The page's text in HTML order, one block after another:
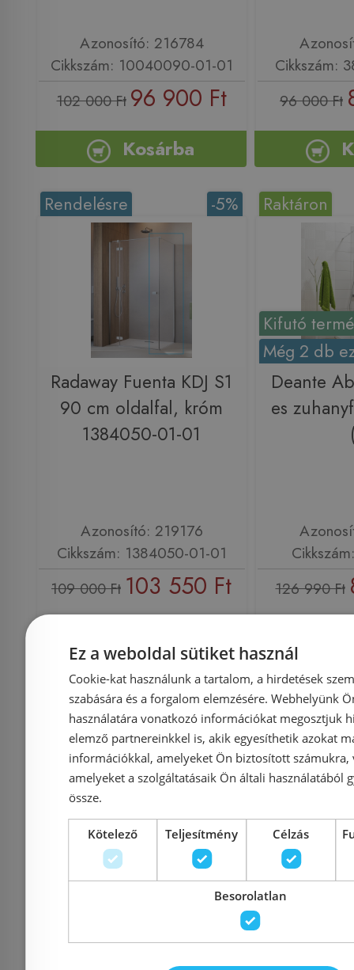
Azonosító: 216784
Cikkszám: 10040090-01-01
102 000 Ft 96 900 Ft
Kosárba
Cikkszám:
96 000 Ft
-5%
Rendelésre
Radaway Fuenta KDJ S1
90 cm oldalfal, króm
1384050-01-01
Azonosító: 219176
Cikkszám: 1384050-01-01
109 000 Ft 103 550 Ft
Kifutó
Még 2 db
Raktáron
Deante
es
126 990 Ft
-10%
Rendelésre
Roltechnik Lega Line
LLBD/750 zuhanyfal
7500000-04-02)
Rendelésre
LLBD/
412-
Ez a weboldal sütiket használ
Cookie-kat használunk a tartalom, a hirdetések
szabására és a forgalom elemzésére. Webhelyünk
használatára vonatkozó információkat megosztjuk
elemző partnereinkkel is, akik egyesíthetik azokat
információkkal, amelyeket Ön biztosított számukra,
amelyeket a szolgáltatásaik Ön általi használatából
össze.
Kötelező Teljesítmény Célzás
Besorolatlan